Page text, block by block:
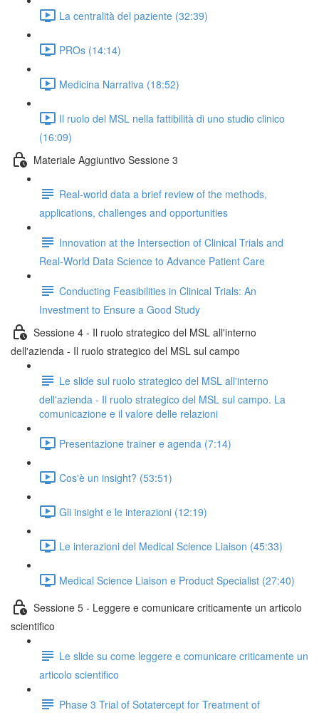
La centralità del paziente (32:39)
PROs (14:14)
Medicina Narrativa (18:52)
Il ruolo del MSL nella fattibilità di uno studio clinico
(16:09)
Materiale Aggiuntivo Sessione 3
Real-world data a brief review of the methods,
applications, challenges and opportunities
Innovation at the Intersection of Clinical Trials and
Real-World Data Science to Advance Patient Care
Conducting Feasibilities in Clinical Trials: An
Investment to Ensure a Good Study
Sessione 4 - Il ruolo strategico del MSL all'interno
dell'azienda - Il ruolo strategico del MSL sul campo
Le slide sul ruolo strategico del MSL all'interno
dell'azienda - Il ruolo strategico del MSL sul campo. La
comunicazione e il valore delle relazioni
Presentazione trainer e agenda (7:14)
Cos'è un insight? (53:51)
Gli insight e le interazioni (12:19)
Le interazioni del Medical Science Liaison (45:33)
Medical Science Liaison e Product Specialist (27:40)
Sessione 5 - Leggere e comunicare criticamente un articolo
scientifico
Le slide su come leggere e comunicare criticamente un
articolo scientifico
Phase 3 Trial of Sotatercept for Treatment of